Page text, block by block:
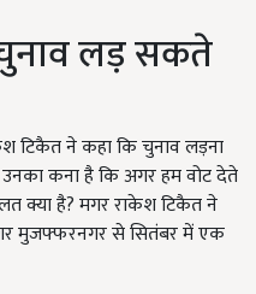
लड़ सकते
टिकैत ने कहा कि चुनाव लड़ना
कना है कि अगर हम वोट देते
क्या है? मगर राकेश टिकैत ने
मुजफ्फरनगर से सितंबर में एक